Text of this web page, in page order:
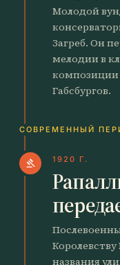
Молодой
Загреб. Он
мелодии в
композиции
Габсбургов.
СОВРЕМЕННЫЙ
gavel 1920 Г.
названия